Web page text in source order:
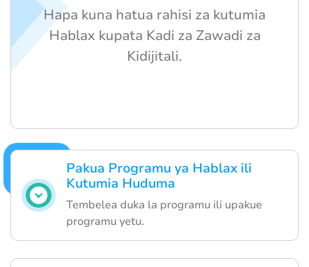
Pakua Programu ya Hablax ili
Kutumia Huduma
Tembelea duka la programu ili upakue
programu yetu.
Hapa kuna hatua rahisi za kutumia
Hablax kupata Kadi za Zawadi za
Kidijitali.